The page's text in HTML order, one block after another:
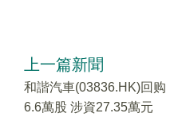
上一篇新聞
和諧汽車(03836.HK)回购
6.6萬股 涉資27.35萬元